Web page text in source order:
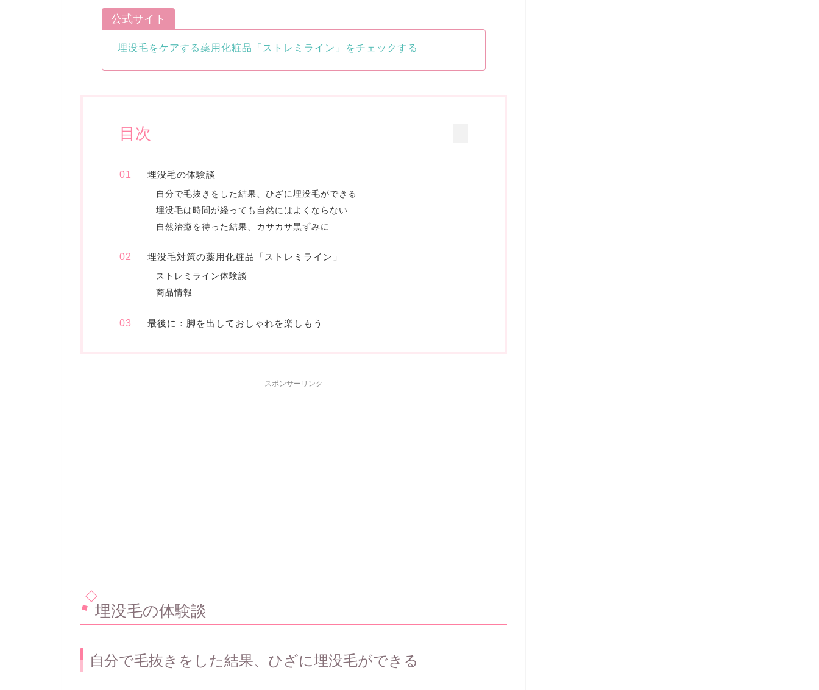
公式サイト
埋没毛をケアする薬用化粧品「ストレミライン」をチェックする
目次
埋没毛の体験談
自分で毛抜きをした結果、ひざに埋没毛ができる
埋没毛は時間が経っても自然にはよくならない
自然治癒を待った結果、カサカサ黒ずみに
埋没毛対策の薬用化粧品「ストレミライン」
ストレミライン体験談
商品情報
最後に：脚を出しておしゃれを楽しもう
スポンサーリンク
埋没毛の体験談
自分で毛抜きをした結果、ひざに埋没毛ができる